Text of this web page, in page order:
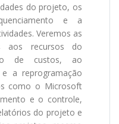
do projeto, os
e a
Veremos as
aos recursos do
de custos, ao
a reprogramação
como o Microsoft
e o controle,
do projeto e